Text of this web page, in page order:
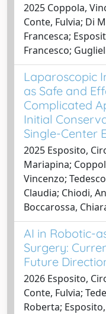
2025 Coppola,
Conte, Fulvia; Di
Francesca;
Francesco;
Laparoscopic
as Safe and
Complicated
Initial
Single-Center
2025 Esposito,
Mariapina;
Vincenzo;
Claudia; Chiodi,
Boccarossa,
AI in Robotic-
Surgery:
Future
2026 Esposito,
Conte, Fulvia;
Roberta;